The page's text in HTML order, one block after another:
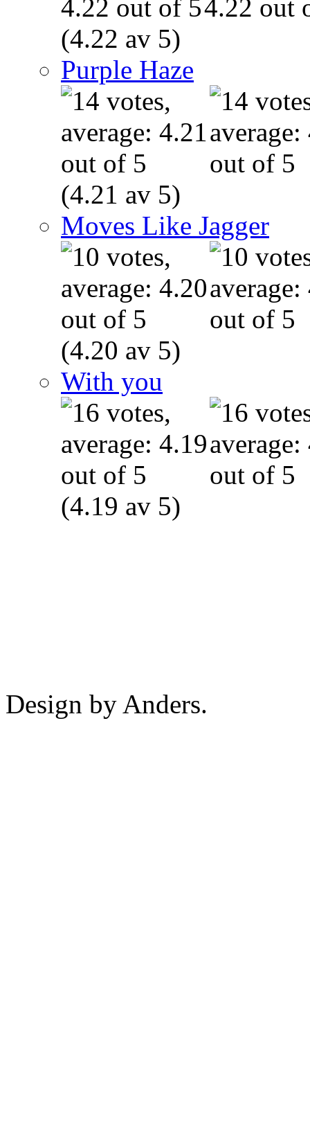
(4.22 av 5)
Purple Haze
(4.21 av 5)
Moves Like Jagger
(4.20 av 5)
With you
(4.19 av 5)
Design by Anders.